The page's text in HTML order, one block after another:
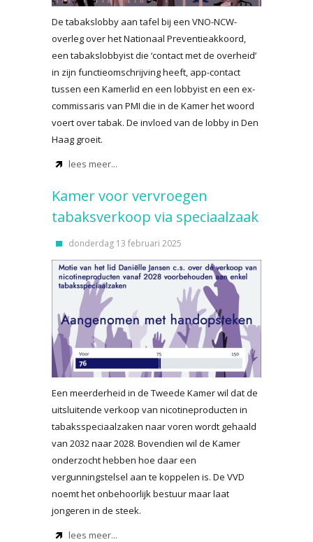
De tabakslobby aan tafel bij een VNO-NCW-
overleg over het Nationaal Preventieakkoord,
een tabakslobbyist die ‘contact met de overheid’
in zijn functieomschrijving heeft, app-contact
tussen een Kamerlid en een lobbyist en een ex-
commissaris van PMI die in de Kamer het woord
voert over tabak. De invloed van de lobby in Den
Haag groeit.
lees meer...
Kamer voor vervroegen
tabaksverkoop via speciaalzaak
donderdag 13 februari 2025
Een meerderheid in de Tweede Kamer wil dat de
uitsluitende verkoop van nicotineproducten in
tabaksspeciaalzaken naar voren wordt gehaald
van 2032 naar 2028. Bovendien wil de Kamer
onderzocht hebben hoe daar een
vergunningstelsel aan te koppelen is. De VVD
noemt het onbehoorlijk bestuur maar laat
jongeren in de steek.
lees meer...